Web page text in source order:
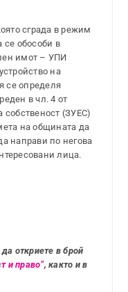
сграда в режим
се обособи в
имот – УПИ
на
се определя
в чл. 4 от
собственост (ЗУЕС)
на общината да
направи по негова
лица.
откриете в брой
и право”, както и в